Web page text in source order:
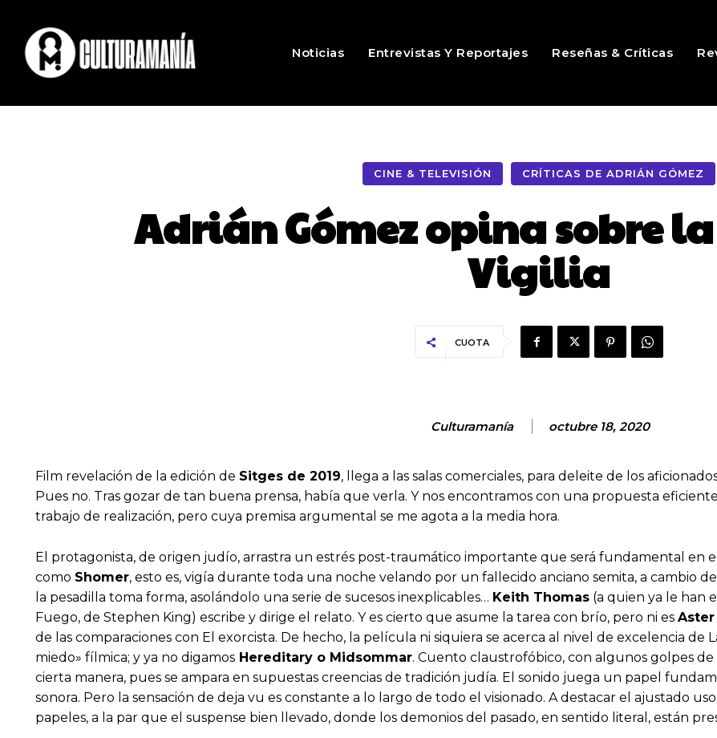
Noticias Entrevistas Y Reportajes Reseñas & Críticas
CINE & TELEVISIÓN CRÍTICAS DE ADRIÁN GÓMEZ
Adrián Gómez opina sobre
Vigilia
CUOTA
Culturamanía octubre 18, 2020
Film revelación de la edición de Sitges de 2019, llega a las salas comerciales, para deleite de los
Pues no. Tras gozar de tan buena prensa, había que verla. Y nos encontramos con una propuesta
trabajo de realización, pero cuya premisa argumental se me agota a la media hora.
El protagonista, de origen judío, arrastra un estrés post-traumático importante que será fundamental en
como Shomer, esto es, vigía durante toda una noche velando por un fallecido anciano semita, a cambio
la pesadilla toma forma, asolándolo una serie de sucesos inexplicables… Keith Thomas (a quien ya le han
Fuego, de Stephen King) escribe y dirige el relato. Y es cierto que asume la tarea con brío, pero ni es
de las comparaciones con El exorcista. De hecho, la película ni siquiera se acerca al nivel de excelencia de
miedo» fílmica; y ya no digamos Hereditary o Midsommar. Cuento claustrofóbico, con algunos golpes
cierta manera, pues se ampara en supuestas creencias de tradición judía. El sonido juega un papel
sonora. Pero la sensación de deja vu es constante a lo largo de todo el visionado. A destacar el ajustado
papeles, a la par que el suspense bien llevado, donde los demonios del pasado, en sentido literal, están